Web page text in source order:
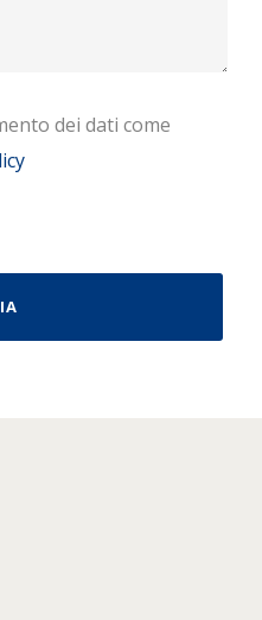
dei dati come